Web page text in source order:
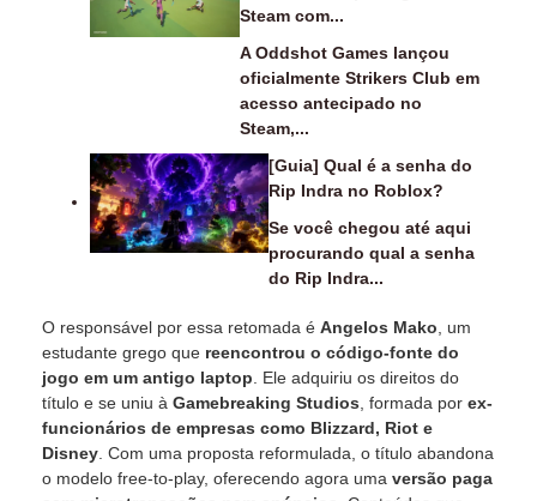
Steam com...
A Oddshot Games lançou
oficialmente Strikers Club em
acesso antecipado no
Steam,...
[Guia] Qual é a senha do
Rip Indra no Roblox?
Se você chegou até aqui
procurando qual a senha
do Rip Indra...
O responsável por essa retomada é Angelos Mako , um
estudante grego que reencontrou o código-fonte do
jogo em um antigo laptop . Ele adquiriu os direitos do
título e se uniu à Gamebreaking Studios , formada por ex-
funcionários de empresas como Blizzard, Riot e
Disney . Com uma proposta reformulada, o título abandona
o modelo free-to-play, oferecendo agora uma versão paga